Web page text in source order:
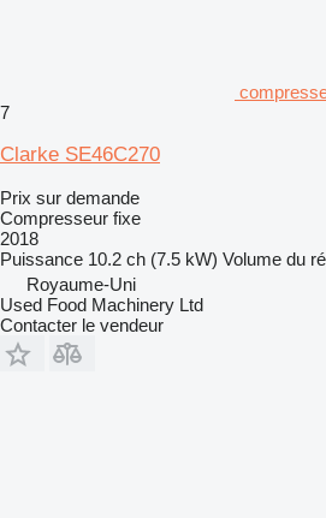
7
Clarke SE46C270
Prix sur demande
Compresseur fixe
2018
Puissance 10.2 ch (7.5 kW) Volume du
Royaume-Uni
Used Food Machinery Ltd
Contacter le vendeur